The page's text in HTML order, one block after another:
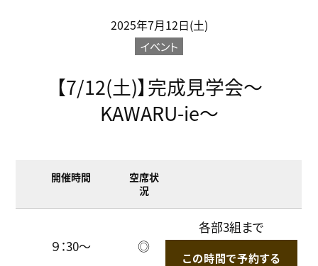
2025年7月12日(土)
イベント
【7/12(土)】完成見学会～
KAWARU-ie～
開催時間
空席状
況
９：30～ ◎
各部3組まで
この時間で予約する